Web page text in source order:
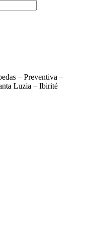
– Preventiva –
Luzia – Ibirité